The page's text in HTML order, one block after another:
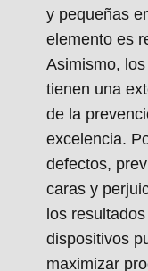
y pequeñas
elemento es
Asimismo,
tienen una
de la
excelencia.
defectos,
caras y
los
dispositivos
maximizar